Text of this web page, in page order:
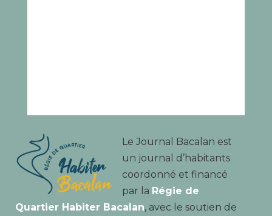
Le Journal Bacalan est
un journal d’habitants
coordonné et financé
par la Régie de
Quartier Habiter Bacalan, avec le soutien de